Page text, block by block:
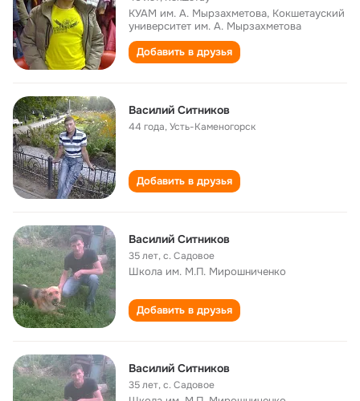
КУАМ им. А. Мырзахметова, Кокшетауский
университет им. А. Мырзахметова
Добавить в друзья
Василий Ситников
44 года,Усть-Каменогорск
Добавить в друзья
Василий Ситников
35 лет,с. Садовое
Школа им. М.П. Мирошниченко
Добавить в друзья
Василий Ситников
35 лет,с. Садовое